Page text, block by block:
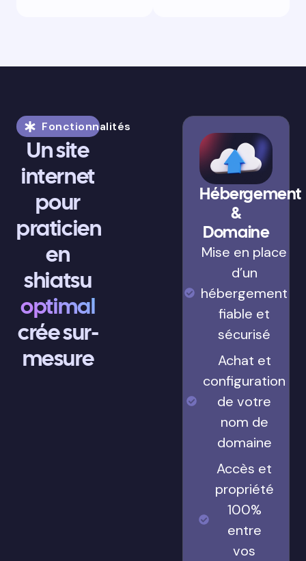
Fonctionnalités
Un site
internet
pour
praticien
en
shiatsu
optimal
crée sur-
mesure
Hébergement
&
Domaine
Mise en place
d’un
hébergement
fiable et
sécurisé
Achat et
configuration
de votre
nom de
domaine
Accès et
propriété
100%
entre
vos